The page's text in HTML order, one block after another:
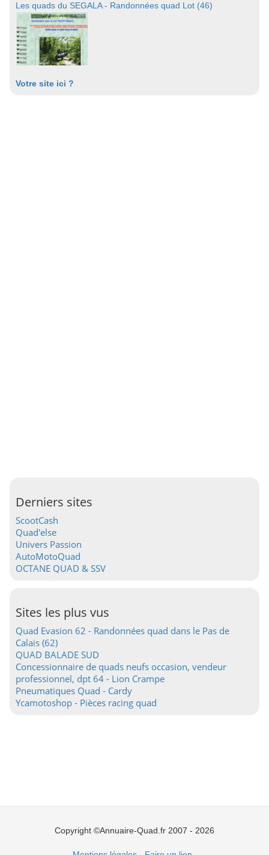
Les quads du SEGALA - Randonnées quad Lot (46)
Votre site ici ?
Derniers sites
ScootCash
Quad'else
Univers Passion
AutoMotoQuad
OCTANE QUAD & SSV
Sites les plus vus
Quad Evasion 62 - Randonnées quad dans le Pas de
Calais (62)
QUAD BALADE SUD
Concessionnaire de quads neufs occasion, vendeur
professionnel, dpt 64 - Lion Crampe
Pneumatiques Quad - Cardy
Ycamotoshop - Pièces racing quad
Copyright ©Annuaire-Quad.fr 2007 - 2026